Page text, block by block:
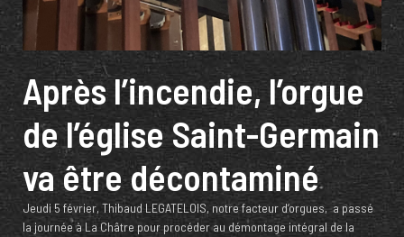
Après l’incendie, l’orgue
de l’église Saint-Germain
va être décontaminé
Jeudi 5 février, Thibaud LEGATELOIS, notre facteur d’orgues, a passé
la journée à La Châtre pour procéder au démontage intégral de la